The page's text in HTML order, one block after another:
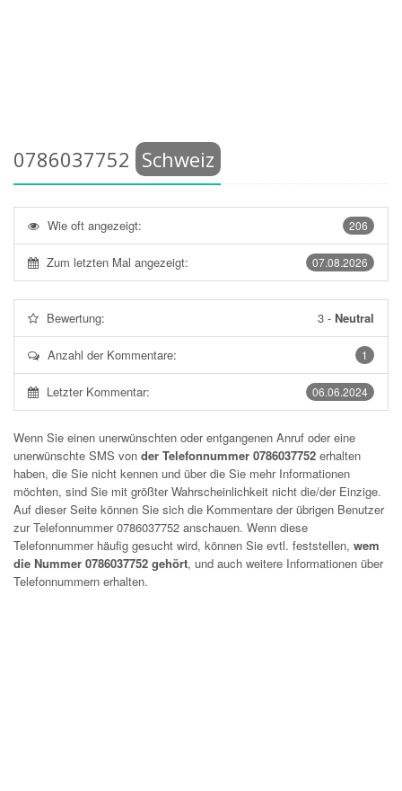
0786037752 Schweiz
206
Wie oft angezeigt:
07.08.2026
Zum letzten Mal angezeigt:
Bewertung: 3 - Neutral
1
Anzahl der Kommentare:
06.06.2024
Letzter Kommentar:
Wenn Sie einen unerwünschten oder entgangenen Anruf oder eine
unerwünschte SMS von der Telefonnummer 0786037752 erhalten
haben, die Sie nicht kennen und über die Sie mehr Informationen
möchten, sind Sie mit größter Wahrscheinlichkeit nicht die/der Einzige.
Auf dieser Seite können Sie sich die Kommentare der übrigen Benutzer
zur Telefonnummer0786037752 anschauen. Wenn diese
Telefonnummer häufig gesucht wird, können Sie evtl. feststellen, wem
die Nummer 0786037752 gehört, und auch weitere Informationen über
Telefonnummern erhalten.